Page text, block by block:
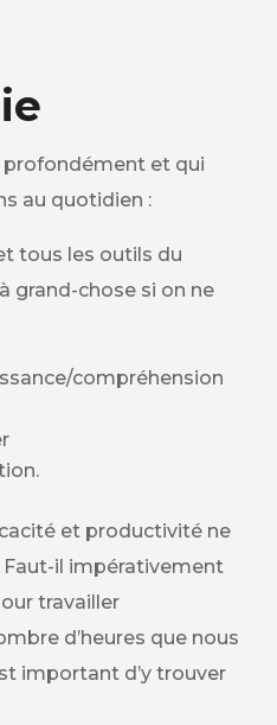
profondément et qui
au quotidien :
tous les outils du
grand-chose si on ne
compréhension
et productivité ne
Faut-il impérativement
travailler
d’heures que nous
important d’y trouver